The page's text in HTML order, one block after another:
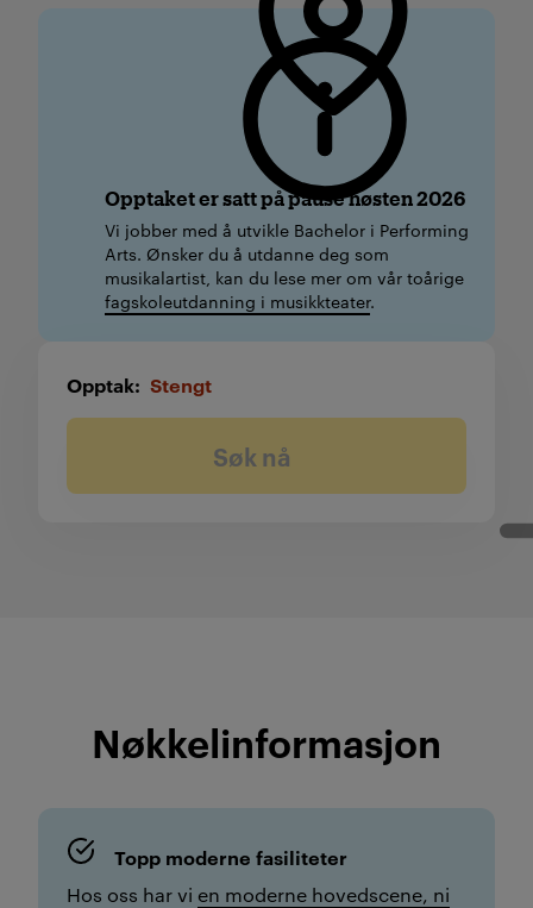
Opptaket er satt på pause høsten 2026
Vi jobber med å utvikle Bachelor i Performing
Arts. Ønsker du å utdanne deg som
musikalartist, kan du lese mer om vår toårige
fagskoleutdanning i musikkteater.
Opptak Stengt
Søk nå
Nøkkelinformasjon
Topp moderne fasiliteter
Hos oss har vi en moderne hovedscene, ni